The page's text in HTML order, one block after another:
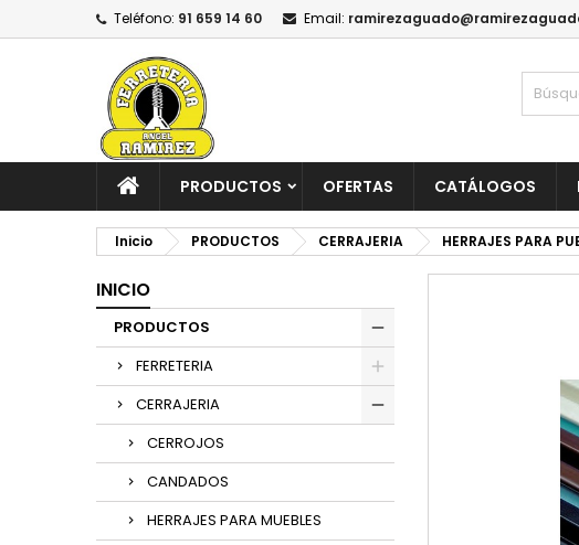
Teléfono: 91 659 14 60 Email:
PRODUCTOS OFERTAS CATÁLOGOS
Inicio PRODUCTOS CERRAJERIA HERRAJES PARA
INICIO
PRODUCTOS
FERRETERIA
CERRAJERIA
CERROJOS
CANDADOS
HERRAJES PARA MUEBLES